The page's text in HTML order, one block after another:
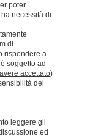
poter
necessità di
di
rispondere a
soggetto ad
accettato)
dei
leggere gli
ed